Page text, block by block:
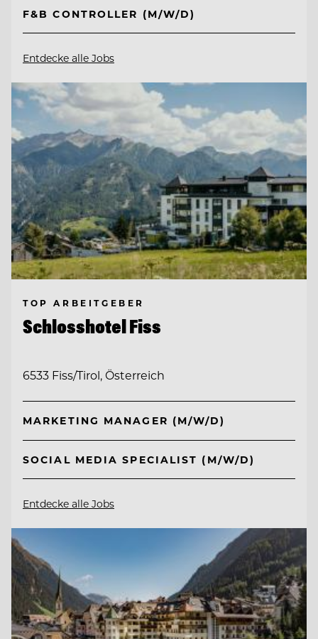
F&B CONTROLLER (M/W/D)
Entdecke alle Jobs
TOP ARBEITGEBER
Schlosshotel Fiss
6533 Fiss/Tirol, Österreich
MARKETING MANAGER (M/W/D)
SOCIAL MEDIA SPECIALIST (M/W/D)
Entdecke alle Jobs